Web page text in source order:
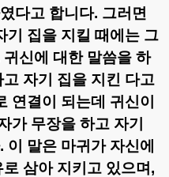
다고 합니다. 그러면
기 집을 지킬 때에는 그
귀신에 대한 말씀을 하
자기 집을 지킨 다고
연결이 되는데 귀신이
가 무장을 하고 자기
. 이 말은 마귀가 자신에
삼아 지키고 있으며 ,